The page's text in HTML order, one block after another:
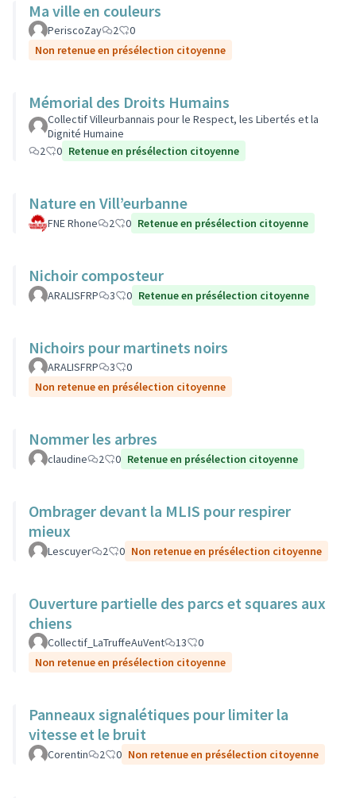
Ma ville en couleurs
PeriscoZay 2
0
Non retenue en présélection citoyenne
Mémorial des Droits Humains
Collectif Villeurbannais pour le Respect, les Libertés et la
Dignité Humaine
2
0 Retenue en présélection citoyenne
Nature en Vill’eurbanne
FNE Rhone 2 0 Retenue en présélection citoyenne
Nichoir composteur
ARALISFRP 3 0 Retenue en présélection citoyenne
Nichoirs pour martinets noirs
ARALISFRP 3
0
Non retenue en présélection citoyenne
Nommer les arbres
claudine 2 0 Retenue en présélection citoyenne
Ombrager devant la MLIS pour respirer
mieux
Lescuyer 2 0 Non retenue en présélection citoyenne
Ouverture partielle des parcs et squares aux
chiens
Collectif_LaTruffeAuVent 13
0
Non retenue en présélection citoyenne
Panneaux signalétiques pour limiter la
vitesse et le bruit
Corentin 2 0 Non retenue en présélection citoyenne